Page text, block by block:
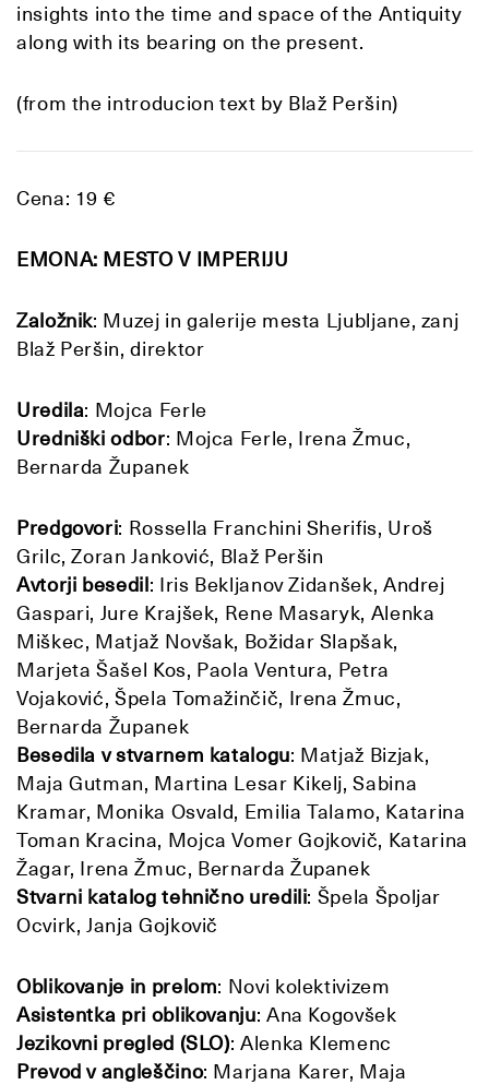
insights into the time and space of the Antiquity
along with its bearing on the present.
(from the introducion text by Blaž Peršin)
Cena: 19 €
EMONA: MESTO V IMPERIJU
Založnik: Muzej in galerije mesta Ljubljane, zanj
Blaž Peršin, direktor
Uredila: Mojca Ferle
Uredniški odbor: Mojca Ferle, Irena Žmuc,
Bernarda Županek
Predgovori: Rossella Franchini Sherifis, Uroš
Grilc, Zoran Janković, Blaž Peršin
Avtorji besedil: Iris Bekljanov Zidanšek, Andrej
Gaspari, Jure Krajšek, Rene Masaryk, Alenka
Miškec, Matjaž Novšak, Božidar Slapšak,
Marjeta Šašel Kos, Paola Ventura, Petra
Vojaković, Špela Tomažinčič, Irena Žmuc,
Bernarda Županek
Besedila v stvarnem katalogu: Matjaž Bizjak,
Maja Gutman, Martina Lesar Kikelj, Sabina
Kramar, Monika Osvald, Emilia Talamo, Katarina
Toman Kracina, Mojca Vomer Gojkovič, Katarina
Žagar, Irena Žmuc, Bernarda Županek
Stvarni katalog tehnično uredili: Špela Špoljar
Ocvirk, Janja Gojkovič
Oblikovanje in prelom: Novi kolektivizem
Asistentka pri oblikovanju: Ana Kogovšek
Jezikovni pregled (SLO): Alenka Klemenc
Prevod v angleščino: Marjana Karer, Maja